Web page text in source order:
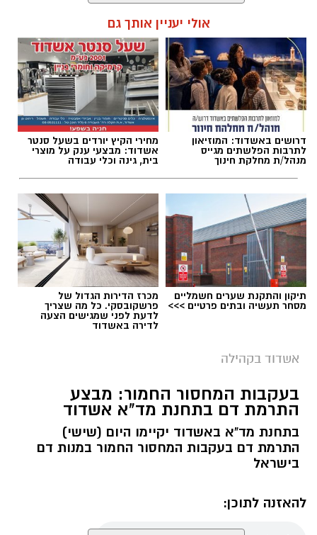
אלדה נתנאל / 10:02 07.08.26
תגים:קורסים חדשים לתושבי אשדוד
קורס 12 צעדים: הדרך להיכרות עם עולם
ההתמכרויות
הקורס הראשון שייפתח הוא קורס 12 צעדים,
שיעסוק בהיכרות עם עולם ההתמכרויות ועם
עקרונות שיטת 12 הצעדים. הקורס ייפתח ב־9
ב־6 באוקטובר 2026 ייפתח קורס NLP מאסטר,
הקורס יתקיים בשעות הבוקר ויאפשר למשתתפים
להמשיך ולהרחיב את היכרותם עם התחום.
אולי יעניין אותך גם
דרושים באשדוד: המוזיאון
לתרבות הפלשתים מגייס
מנהל/ת מחלקת חינוך
מחירי הקיץ יורדים בשעל סנטר
אשדוד: מבצעי ענק על מוצרי
בית, גינה וכלי עבודה
תיקון והתקנת שערים חשמליים
מסחר תעשיה ובתים פרטיים >>>
מכרז הדירות הגדול של
פרשקובסקי. כל מה שצריך
לדעת לפני שמגישים הצעה
לדירה באשדוד
אשדוד בקהילה
בעקבות המחסור החמור: מבצע
התרמת דם בתחנת מד"א אשדוד
בתחנת מד"א באשדוד יקיימו היום (שישי)
התרמת דם בעקבות המחסור החמור במנות דם
בישראל
להאזנה לתוכן: